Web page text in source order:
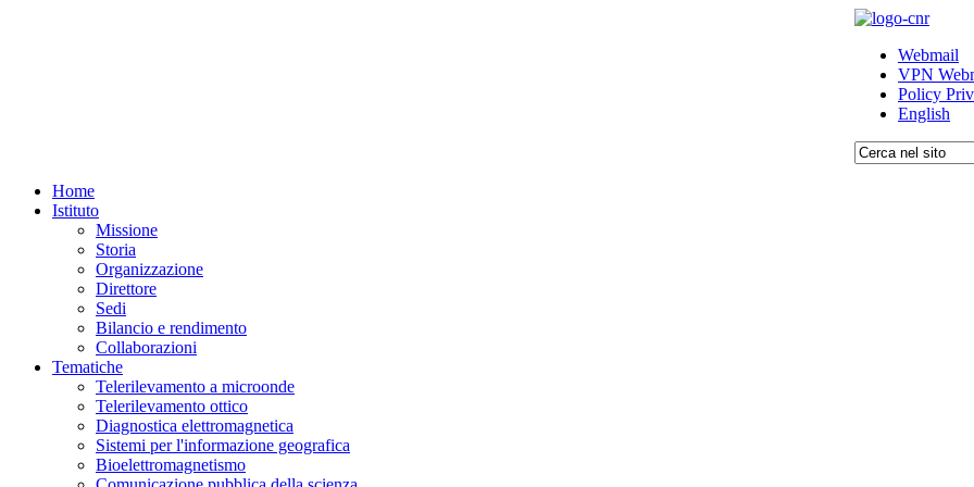
Webmail
VPN
Policy
English
Home
Istituto
Missione
Storia
Organizzazione
Direttore
Sedi
Bilancio e rendimento
Collaborazioni
Tematiche
Telerilevamento a microonde
Telerilevamento ottico
Diagnostica elettromagnetica
Sistemi per l'informazione geografica
Bioelettromagnetismo